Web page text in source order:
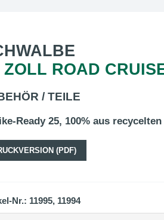
ZOLL ROAD
/ TEILE
Ready 25, 100% aus
(PDF)
Nr.: 11995, 11994